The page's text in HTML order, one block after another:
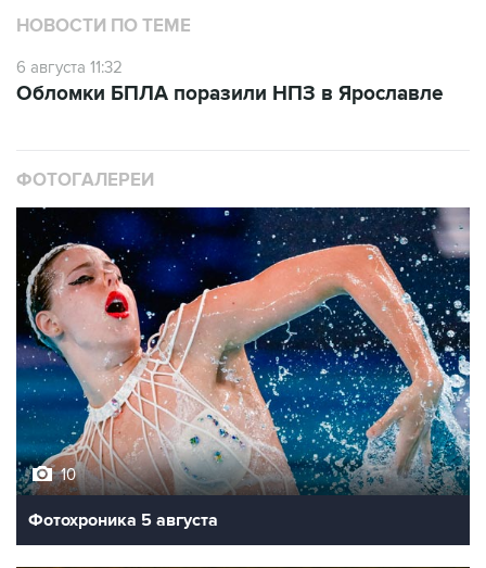
НОВОСТИ ПО ТЕМЕ
6 августа 11:32
Обломки БПЛА поразили НПЗ в Ярославле
ФОТОГАЛЕРЕИ
10
Фотохроника 5 августа